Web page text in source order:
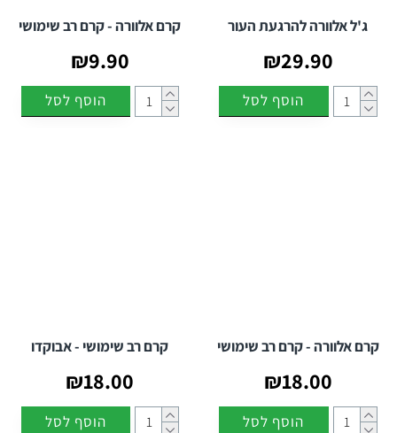
ג'ל אלוורה להרגעת העור
₪29.90
הוסף לסל
קרם אלוורה - קרם רב שימושי
₪9.90
הוסף לסל
קרם אלוורה - קרם רב שימושי
₪18.00
הוסף לסל
קרם רב שימושי - אבוקדו
₪18.00
הוסף לסל